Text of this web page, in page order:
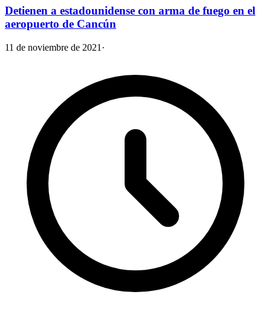
Detienen a estadounidense con arma de fuego en el
aeropuerto de Cancún
11 de noviembre de 2021 ·